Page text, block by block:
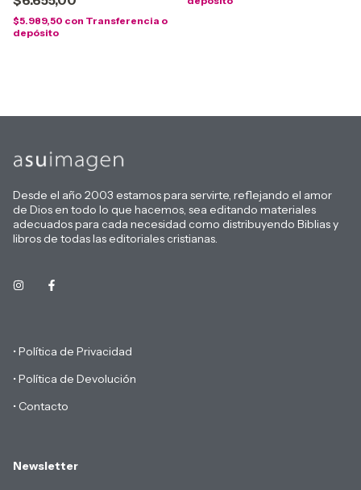
$5.989,50 con Transferencia o
depósito
Desde el año 2003 estamos para servirte, reflejando el amor
de Dios en todo lo que hacemos, sea editando materiales
adecuados para cada necesidad como distribuyendo Biblias y
libros de todas las editoriales cristianas.
• Política de Privacidad
• Política de Devolución
• Contacto
Newsletter